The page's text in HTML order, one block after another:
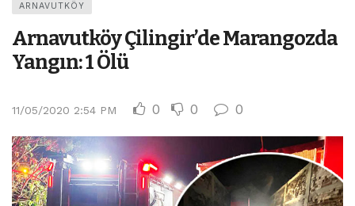
ARNAVUTKÖY
Arnavutköy Çilingir’de Marangozda
Yangın: 1 Ölü
11/05/2020 2:54 PM 0 0 0